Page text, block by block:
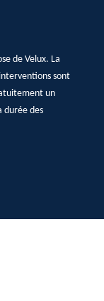
de Velux. La
sont
un
durée des